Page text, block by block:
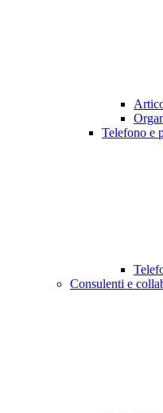
Telefono e
Consulenti e